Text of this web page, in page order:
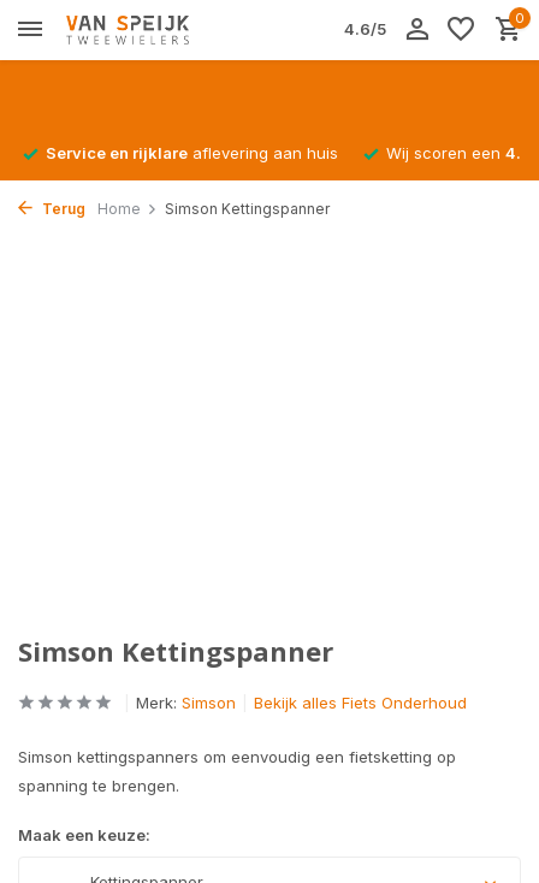
4.6/5
0
Service en rijklare aflevering aan huis Wij scoren een
Terug Home Simson Kettingspanner
Simson Kettingspanner
Merk: Simson Bekijk alles Fiets Onderhoud
Simson kettingspanners om eenvoudig een fietsketting op
spanning te brengen.
Maak een keuze: